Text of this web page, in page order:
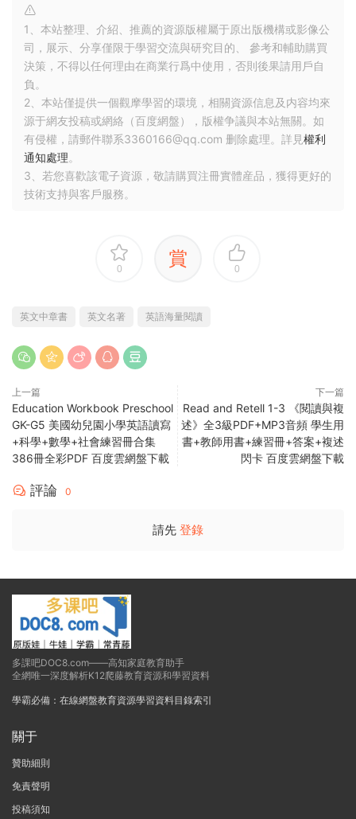
1、本站整理、介紹、推薦的資源版權屬于原出版機構或影像公
司，展示、分享僅限于學習交流與研究目的、 參考和輔助購買
決策，不得以任何理由在商業行爲中使用，否則後果請用戶自
負。
2、本站僅提供一個觀摩學習的環境，相關資源信息及内容均來
源于網友投稿或網絡（百度網盤），版權争議與本站無關。如
有侵權，請郵件聯系3360166@qq.com 删除處理。詳見權利
通知處理。
3、若您喜歡該電子資源，敬請購買注冊實體産品，獲得更好的
技術支持與客戶服務。
0 賞 0
英文中章書 英文名著 英語海量閱讀
上一篇
Education Workbook Preschool
GK-G5 美國幼兒園小學英語讀寫
+科學+數學+社會練習冊合集
386冊全彩PDF 百度雲網盤下載
下一篇
Read and Retell 1-3 《閱讀與複
述》全3級PDF+MP3音頻 學生用
書+教師用書+練習冊+答案+複述
閃卡 百度雲網盤下載
評論 0
請先 登錄
多課吧DOC8.com——高知家庭教育助手
全網唯一深度解析K12爬藤教育資源和學習資料
學霸必備：在線網盤教育資源學習資料目錄索引
關于
贊助細則
免責聲明
投稿須知